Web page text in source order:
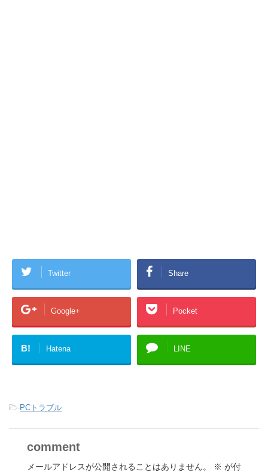
Twitter Share
Google+ Pocket
B! Hatena LINE
-PCトラブル
comment
メールアドレスが公開されることはありません。 ※ が付